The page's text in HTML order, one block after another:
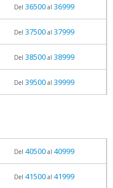
Del 36500al 36999
Del 37500al 37999
Del 38500al 38999
Del 39500al 39999
Del 40500al 40999
Del 41500al 41999